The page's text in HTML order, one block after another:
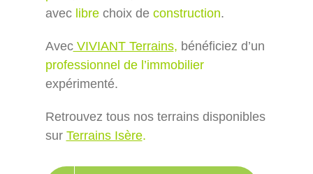
avec librechoix de construction.
AvecVIVIANT Terrains, bénéficiez d’un
professionnel de l’immobilier
expérimenté.
Retrouvez tous nos terrains disponibles
sur Terrains Isère.